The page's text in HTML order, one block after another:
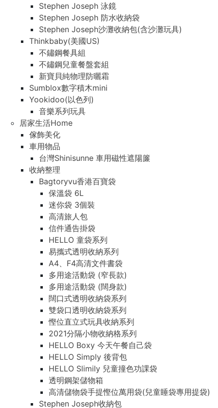
Stephen Joseph 泳鏡
Stephen Joseph 防水收納袋
Stephen Joseph沙灘收納包(含沙灘玩具)
Thinkbaby(美國US)
不鏽鋼餐具組
不鏽鋼兒童餐盤套組
新寶貝純物理防曬霜
Sumblox數字積木mini
Yookidoo(以色列)
音樂系列玩具
居家生活Home
傢飾美化
車用物品
台灣Shinisunne 車用磁性遮陽簾
收納整理
Bagtoryvu香港百寶袋
保溫袋 6L
迷你袋 3個裝
高清旅人包
信件通告掛袋
HELLO 童袋系列
易攜式透明收納系列
A4、F4高清文件書袋
多用途活動袋 (窄長款)
多用途活動袋 (闊身款)
闊口式透明收納袋系列
雙袋口透明收納袋系列
慳位直立式玩具收納系列
2021分隔小物收納格系列
HELLO Boxy 今天午餐自己袋
HELLO Simply 後背包
HELLO Slimily 兒童撞色功課袋
透明鋼架儲物箱
高清儲物袋手提慳位萬用袋(兒童睡袋專用提袋)
Stephen Joseph收納包